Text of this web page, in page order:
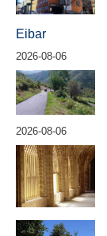
Eibar
2026-08-06
2026-08-06